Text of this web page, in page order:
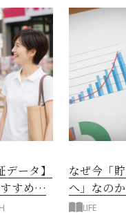
データ】
すめな
消法と
なぜ今「
へ」なの
べきお金の
LIFE